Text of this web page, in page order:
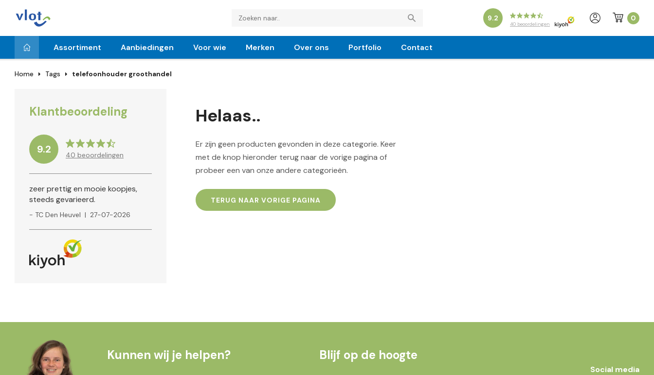
9.2
40 beoordelingen
0
Assortiment Aanbiedingen Voor wie Merken Over ons Portfolio Contact
Home Tags telefoonhouder groothandel
Klantbeoordeling
9.2 40 beoordelingen
zeer prettig en mooie koopjes,
steeds gevarieerd.
- TC Den Heuvel | 27-07-2026
Helaas..
Er zijn geen producten gevonden in deze categorie. Keer
met de knop hieronder terug naar de vorige pagina of
probeer een van onze andere categorieën.
TERUG NAAR VORIGE PAGINA
Kunnen wij je helpen? Blijf op de hoogte
Social media